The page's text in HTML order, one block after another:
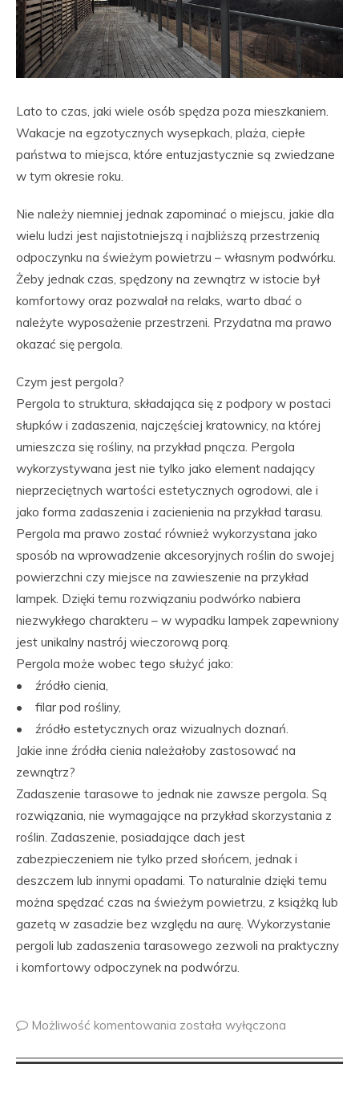
Lato to czas, jaki wiele osób spędza poza mieszkaniem.
Wakacje na egzotycznych wysepkach, plaża, ciepłe
państwa to miejsca, które entuzjastycznie są zwiedzane
w tym okresie roku.
Nie należy niemniej jednak zapominać o miejscu, jakie dla
wielu ludzi jest najistotniejszą i najbliższą przestrzenią
odpoczynku na świeżym powietrzu – własnym podwórku.
Żeby jednak czas, spędzony na zewnątrz w istocie był
komfortowy oraz pozwalał na relaks, warto dbać o
należyte wyposażenie przestrzeni. Przydatna ma prawo
okazać się pergola.
Czym jest pergola?
Pergola to struktura, składająca się z podpory w postaci
słupków i zadaszenia, najczęściej kratownicy, na której
umieszcza się rośliny, na przykład pnącza. Pergola
wykorzystywana jest nie tylko jako element nadający
nieprzeciętnych wartości estetycznych ogrodowi, ale i
jako forma zadaszenia i zacienienia na przykład tarasu.
Pergola ma prawo zostać również wykorzystana jako
sposób na wprowadzenie akcesoryjnych roślin do swojej
powierzchni czy miejsce na zawieszenie na przykład
lampek. Dzięki temu rozwiązaniu podwórko nabiera
niezwykłego charakteru – w wypadku lampek zapewniony
jest unikalny nastrój wieczorową porą.
Pergola może wobec tego służyć jako:
• źródło cienia,
• filar pod rośliny,
• źródło estetycznych oraz wizualnych doznań.
Jakie inne źródła cienia należałoby zastosować na
zewnątrz?
Zadaszenie tarasowe to jednak nie zawsze pergola. Są
rozwiązania, nie wymagające na przykład skorzystania z
roślin. Zadaszenie, posiadające dach jest
zabezpieczeniem nie tylko przed słońcem, jednak i
deszczem lub innymi opadami. To naturalnie dzięki temu
można spędzać czas na świeżym powietrzu, z książką lub
gazetą w zasadzie bez względu na aurę. Wykorzystanie
pergoli lub zadaszenia tarasowego zezwoli na praktyczny
i komfortowy odpoczynek na podwórzu.
Możliwość komentowania została wyłączona